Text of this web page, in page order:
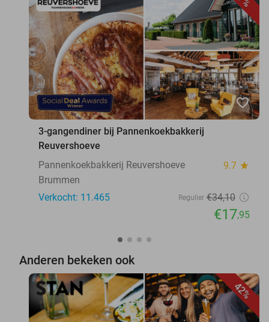
favorite_border
3-gangendiner bij Pannenkoekbakkerij
Reuvershoeve
Pannenkoekbakkerij Reuvershoeve
9.7 star
Brummen
Verkocht: 11.465
Regulier €34,10
€17,95
Anderen bekeken ook
42%